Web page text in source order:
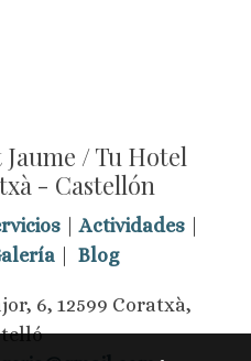
/ Tu Hotel
- Castellón
|Actividades|
Blog
6, 12599 Coratxà,